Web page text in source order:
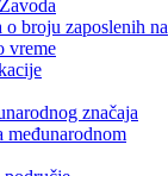
broju zaposlenih na
vreme
značaja
međunarodnom